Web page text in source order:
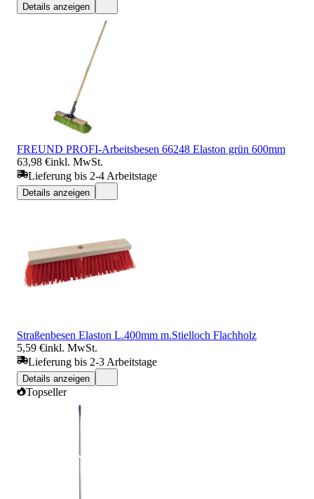
Details anzeigen
FREUND PROFI-Arbeitsbesen 66248 Elaston grün 600mm
63,98 €inkl. MwSt.
Lieferung bis 2-4 Arbeitstage
Details anzeigen
Straßenbesen Elaston L.400mm m.Stielloch Flachholz
5,59 €inkl. MwSt.
Lieferung bis 2-3 Arbeitstage
Details anzeigen
Topseller